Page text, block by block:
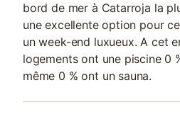
bord de mer à Catarroja la
une excellente option pour
un week-end luxueux. A cet
logements ont une piscine 0
même 0 % ont un sauna.